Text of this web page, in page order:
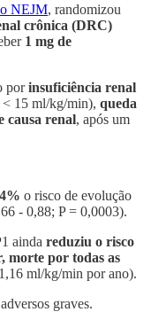
NEJM, randomizou
crônica (DRC)
1 mg de
porinsuficiência renal
< 15 ml/kg/min), queda
causa renal, após um
o risco de evolução
- 0,88; P = 0,0003).
ainda reduziu o risco
morte por todas as
ml/kg/min por ano).
graves.